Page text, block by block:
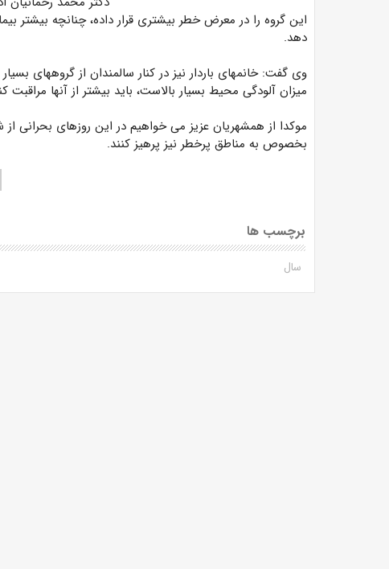
این گروه را در معرض خطر بیشتری قرار داده، چنانچه بیشتر
دهد.
وی گفت: خانمهای باردار نیز در کنار سالمندان از گروههای
میزان آلودگی محیط بسیار بالاست، باید بیشتر از آنها مراقبت
موکدا از همشهریان عزیز می خواهیم در این روزهای بحرانی
بخصوص به مناطق پرخطر نیز پرهیز کنند.
برچسب ها
سال